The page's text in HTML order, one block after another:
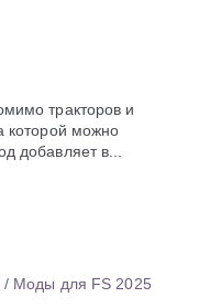
тракторов и
которой можно
добавляет в...
/ Моды для FS 2025